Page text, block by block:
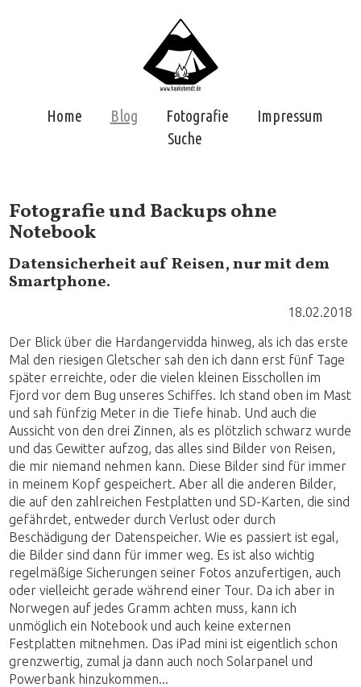
Home Blog Fotografie
Impressum
Suche
Fotografie und Backups ohne
Notebook
Datensicherheit auf Reisen, nur mit dem
Smartphone.
18.02.2018
Der Blick über die Hardangervidda hinweg, als ich das erste
Mal den riesigen Gletscher sah den ich dann erst fünf Tage
später erreichte, oder die vielen kleinen Eisschollen im
Fjord vor dem Bug unseres Schiffes. Ich stand oben im Mast
und sah fünfzig Meter in die Tiefe hinab. Und auch die
Aussicht von den drei Zinnen, als es plötzlich schwarz wurde
und das Gewitter aufzog, das alles sind Bilder von Reisen,
die mir niemand nehmen kann. Diese Bilder sind für immer
in meinem Kopf gespeichert. Aber all die anderen Bilder,
die auf den zahlreichen Festplatten und SD-Karten, die sind
gefährdet, entweder durch Verlust oder durch
Beschädigung der Datenspeicher. Wie es passiert ist egal,
die Bilder sind dann für immer weg. Es ist also wichtig
regelmäßige Sicherungen seiner Fotos anzufertigen, auch
oder vielleicht gerade während einer Tour. Da ich aber in
Norwegen auf jedes Gramm achten muss, kann ich
unmöglich ein Notebook und auch keine externen
Festplatten mitnehmen. Das iPad mini ist eigentlich schon
grenzwertig, zumal ja dann auch noch Solarpanel und
Powerbank hinzukommen...